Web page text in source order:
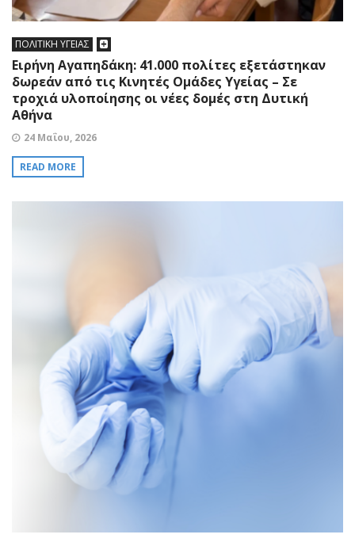
ΠΟΛΙΤΙΚΗ ΥΓΕΙΑΣ
Ειρήνη Αγαπηδάκη: 41.000 πολίτες εξετάστηκαν
δωρεάν από τις Κινητές Ομάδες Υγείας – Σε
τροχιά υλοποίησης οι νέες δομές στη Δυτική
Αθήνα
24 Μαΐου, 2026
READ MORE